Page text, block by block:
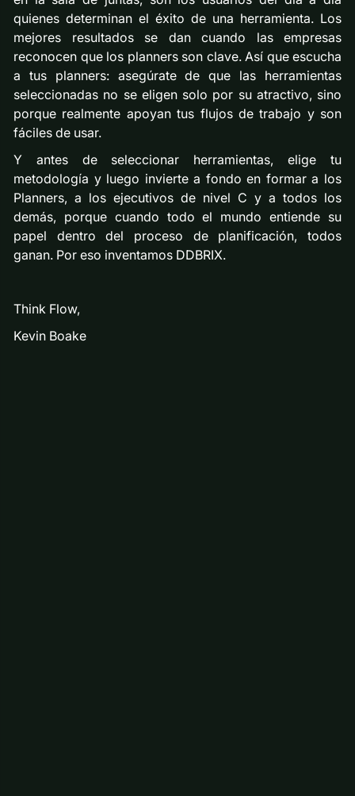
quienes determinan el éxito de una herramienta. Los
mejores resultados se dan cuando las empresas
reconocen que los planners son clave. Así que escucha
a tus planners: asegúrate de que las herramientas
seleccionadas no se eligen solo por su atractivo, sino
porque realmente apoyan tus flujos de trabajo y son
fáciles de usar.
Y antes de seleccionar herramientas, elige tu
metodología y luego invierte a fondo en formar a los
Planners, a los ejecutivos de nivel C y a todos los
demás, porque cuando todo el mundo entiende su
papel dentro del proceso de planificación, todos
ganan. Por eso inventamos DDBRIX.
Think Flow,
Kevin Boake